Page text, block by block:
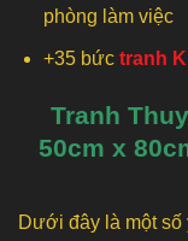
phòng làm việc
+35 bức tranh
Tranh
50cm x
Dưới đây là một số